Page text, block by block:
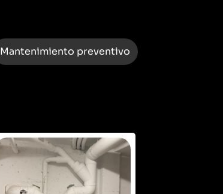
Mantenimiento preventivo